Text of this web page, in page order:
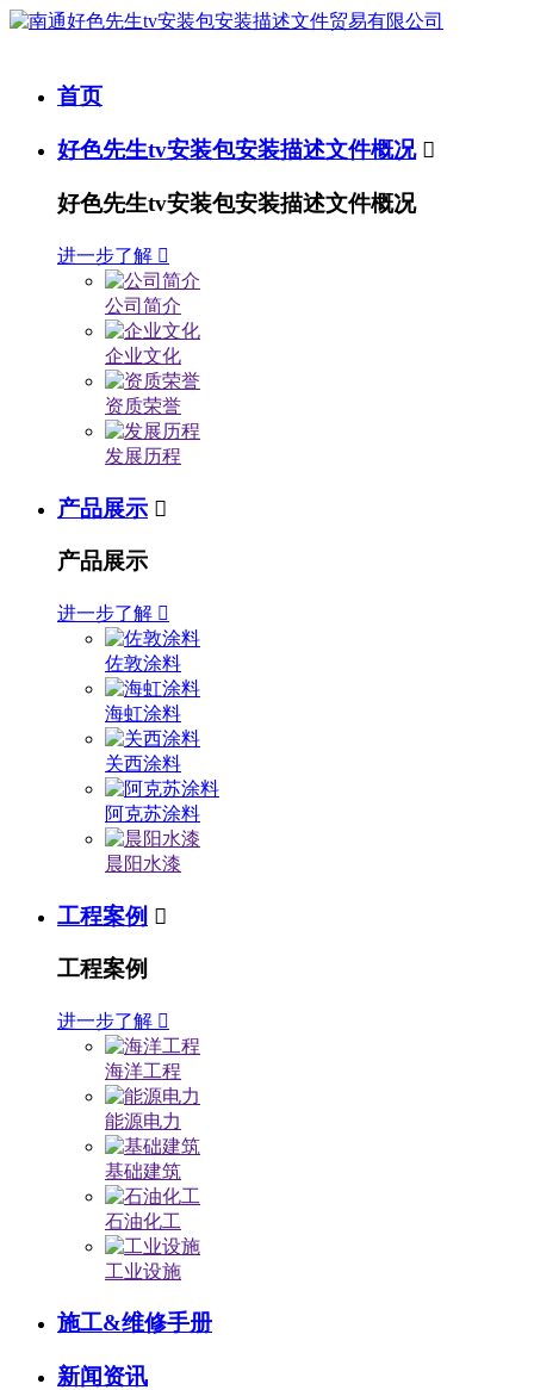
首页
好色先生tv安装包安装描述文件概况 
好色先生tv安装包安装描述文件概况
进一步了解 
公司简介
企业文化
资质荣誉
发展历程
产品展示 
产品展示
进一步了解 
佐敦涂料
海虹涂料
关西涂料
阿克苏涂料
晨阳水漆
工程案例 
工程案例
进一步了解 
海洋工程
能源电力
基础建筑
石油化工
工业设施
施工&维修手册
新闻资讯